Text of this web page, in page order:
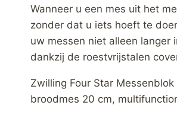
Wanneer u een mes uit het
zonder dat u iets hoeft te
uw messen niet alleen langer
dankzij de roestvrijstalen
Zwilling Four Star
broodmes 20 cm,